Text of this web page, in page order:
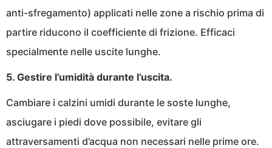
anti-sfregamento) applicati nelle zone a rischio prima di
partire riducono il coefficiente di frizione. Efficaci
specialmente nelle uscite lunghe.
5. Gestire l’umidità durante l’uscita.
Cambiare i calzini umidi durante le soste lunghe,
asciugare i piedi dove possibile, evitare gli
attraversamenti d’acqua non necessari nelle prime ore.